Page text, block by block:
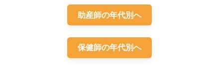
第2期3時間
助産師の年代別へ
保健師の年代別へ